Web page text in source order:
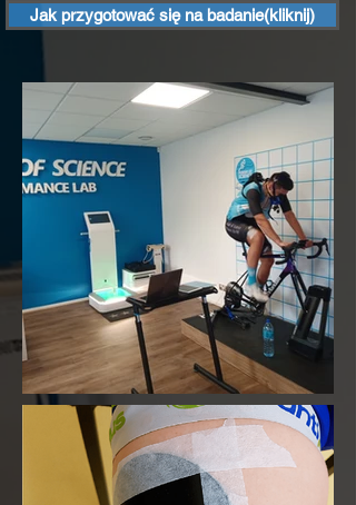
Jak przygotować się na badanie(kliknij)